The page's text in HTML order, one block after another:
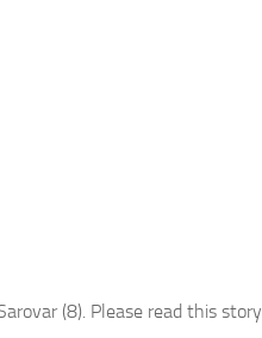
(8). Please read this story